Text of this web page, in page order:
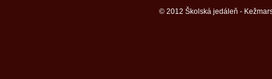
© 2012 Školská jedáleň -